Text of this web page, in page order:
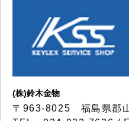
(株)鈴木金物
〒963-8025 福島県郡